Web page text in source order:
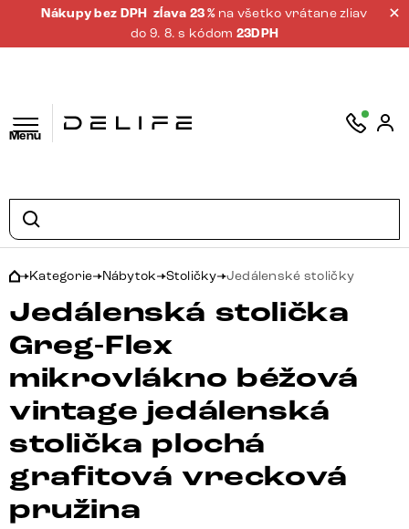
Nákupy bez DPH zĺava 23 % na všetko vrátane zliav
do 9. 8. s kódom 23DPH
Menu
Kategorie Nábytok Stoličky Jedálenské stoličky
Jedálenská stolička
Greg-Flex
mikrovlákno béžová
vintage jedálenská
stolička plochá
grafitová vrecková
pružina